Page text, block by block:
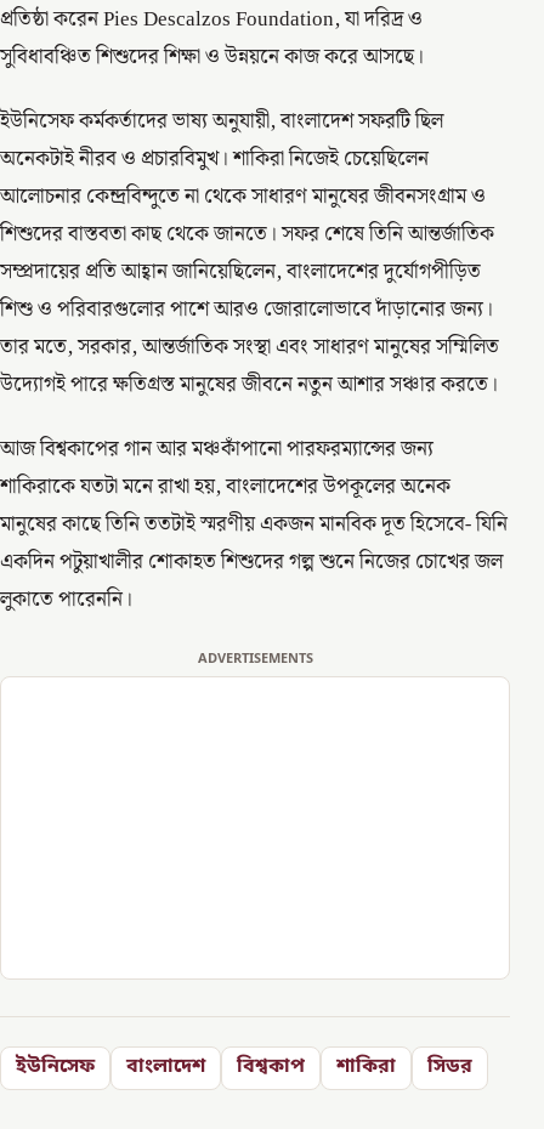
প্রতিষ্ঠা করেন Pies Descalzos Foundation, যা দরিদ্র ও
সুবিধাবঞ্চিত শিশুদের শিক্ষা ও উন্নয়নে কাজ করে আসছে।
ইউনিসেফ কর্মকর্তাদের ভাষ্য অনুযায়ী, বাংলাদেশ সফরটি ছিল
অনেকটাই নীরব ও প্রচারবিমুখ। শাকিরা নিজেই চেয়েছিলেন
আলোচনার কেন্দ্রবিন্দুতে না থেকে সাধারণ মানুষের জীবনসংগ্রাম ও
শিশুদের বাস্তবতা কাছ থেকে জানতে। সফর শেষে তিনি আন্তর্জাতিক
সম্প্রদায়ের প্রতি আহ্বান জানিয়েছিলেন, বাংলাদেশের দুর্যোগপীড়িত
শিশু ও পরিবারগুলোর পাশে আরও জোরালোভাবে দাঁড়ানোর জন্য।
তার মতে, সরকার, আন্তর্জাতিক সংস্থা এবং সাধারণ মানুষের সম্মিলিত
উদ্যোগই পারে ক্ষতিগ্রস্ত মানুষের জীবনে নতুন আশার সঞ্চার করতে।
আজ বিশ্বকাপের গান আর মঞ্চকাঁপানো পারফরম্যান্সের জন্য
শাকিরাকে যতটা মনে রাখা হয়, বাংলাদেশের উপকূলের অনেক
মানুষের কাছে তিনি ততটাই স্মরণীয় একজন মানবিক দূত হিসেবে- যিনি
একদিন পটুয়াখালীর শোকাহত শিশুদের গল্প শুনে নিজের চোখের জল
লুকাতে পারেননি।
ADVERTISEMENTS
ইউনিসেফ বাংলাদেশ বিশ্বকাপ শাকিরা সিডর